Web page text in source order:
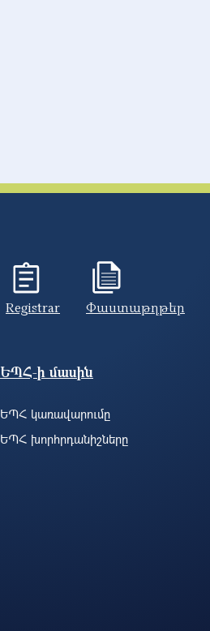
Registrar Փաստաթղթեր
ԵՊՀ-ի մասին
ԵՊՀ կառավարումը
ԵՊՀ խորհրդանիշները